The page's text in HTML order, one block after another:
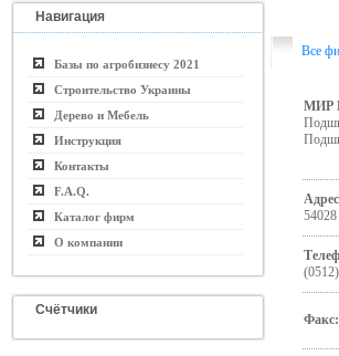
Навигация
Базы по агробизнесу 2021
Строительство Украины
Дерево и Мебель
Инструкция
Контакты
F.A.Q.
Каталог фирм
О компании
Счётчики
Все
МИР
54028
Факс: